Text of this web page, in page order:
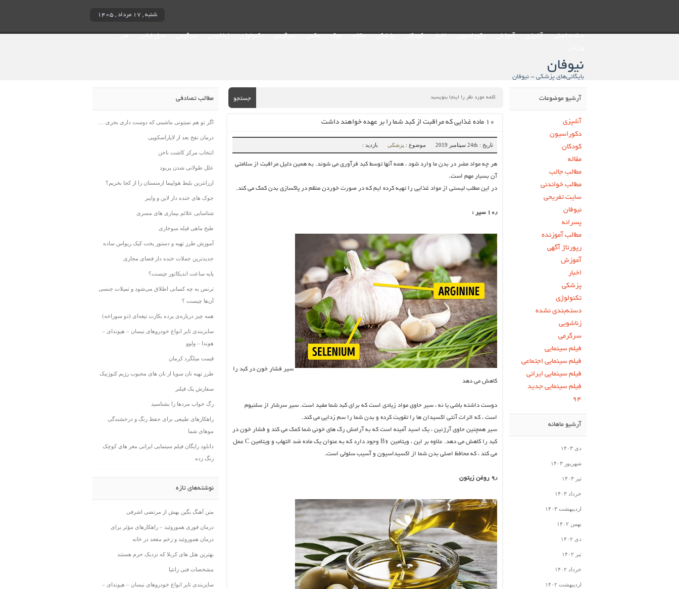
شنبه , ۱۷ مرداد , ۱۴۰۵
نیوفان
بایگانی‌های پزشکی - نیوفان
جستجو
۱۰ ماده غذایی که مراقبت از کبد شما را بر عهده خواهند داشت
تاریخ : 24th سپتامبر 2019 موضوع : پزشکی بازدید :
هر چه مواد مضر در بدن ما وارد شود ، همه آنها توسط کبد فرآوری می شوند. به همین دلیل مراقبت از سلامتی
آن بسیار مهم است.
در این مطلب لیستی از مواد غذایی را تهیه کرده ایم که در صورت خوردن منظم در پاکسازی بدن کمک می کند.
۱۰٫ سیر :
سیر فشار خون در کبد را
کاهش می دهد
دوست داشته باشی یا نه ، سیر حاوی مواد زیادی است که برای کبد شما مفید است. سیر سرشار از سلنیوم
است ، که اثرات آنتی اکسیدان ها را تقویت کرده و بدن شما را سم زدایی می کند.
سیر همچنین حاوی آرژنین ، یک اسید آمینه است که به آرامش رگ های خونی شما کمک می کند و فشار خون در
کبد را کاهش می دهد. علاوه بر این ، ویتامین B6 وجود دارد که به عنوان یک ماده ضد التهاب و ویتامین C عمل
می کند ، که محافظ اصلی بدن شما از اکسیداسیون و آسیب سلولی است.
۹٫ روغن زیتون
آرشیو موضوعات
آشپزی
دکوراسیون
کودکان
مقاله
مطالب جالب
مطالب خواندنی
سایت تفریحی
نیوفان
پسرانه
مطالب آموزنده
رپورتاژ آگهی
آموزش
اخبار
پزشکی
تکنولوژی
دسته‌بندی نشده
زناشویی
سرگرمی
فیلم سینمایی
فیلم سینمایی اجتماعی
فیلم سینمایی ایرانی
فیلم سینمایی جدید
۹۴
آرشیو ماهانه
دی ۱۴۰۳
شهریور ۱۴۰۳
تیر ۱۴۰۳
خرداد ۱۴۰۳
اردیبهشت ۱۴۰۳
بهمن ۱۴۰۲
دی ۱۴۰۲
تیر ۱۴۰۲
خرداد ۱۴۰۲
اردیبهشت ۱۴۰۲
مطالب تصادفی
اگر تو هم نمیتونی ماشینی که دوست داری بخری….
درمان نفخ بعد از لاپاراسکوپی
انتخاب مرکز کاشت ناخن
علل طولانی شدن پریود
ارزانترین بلیط هواپیما ارمنستان را از کجا بخریم؟
جوک های خنده دار لاین و وایبر
شناسایی علائم بیماری های مسری
طبخ ماهی فیله سوخاری
آموزش طرز تهیه و دستور پخت کیک ریواس ساده
جدیدترین جملات خنده دار فضای مجازی
پایه ساعت اندیکاتور چیست؟
ترنس به چه کسانی اطلاق می‌شود و تمیلات جنسی
آن‌ها چیست ؟
همه چیز درباره‌ی پرده بکارت تیغه‌ای (دو سوراخه)
سایزبندی تایر انواع خودروهای نیسان – هیوندای –
هوندا – ولوو
قیمت میلگرد کرمان
طرز تهیه نان سویا از نان های محبوب رژیم کتوژنیک
سفارش پک فیلتر
رگ خواب مردها را بشناسید
راهکارهای طبیعی برای حفظ رنگ و درخشندگی
موهای شما
دانلود رایگان فیلم سینمایی ایرانی مغز های کوچک
زنگ زده
نوشته‌های تازه
متن آهنگ بگین بهش از مرتضی اشرفی
درمان فوری هموروئید – راهکارهای مؤثر برای
درمان هموروئید و زخم مقعد در خانه
بهترین هتل های کربلا که نزدیک حرم هستند
مشخصات فنی زانتیا
سایزبندی تایر انواع خودروهای نیسان – هیوندای –